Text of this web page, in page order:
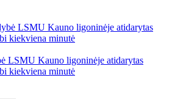
LSMU Kauno ligoninėje atidarytas
kiekviena minutė